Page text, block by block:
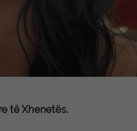
të Xhenetës.